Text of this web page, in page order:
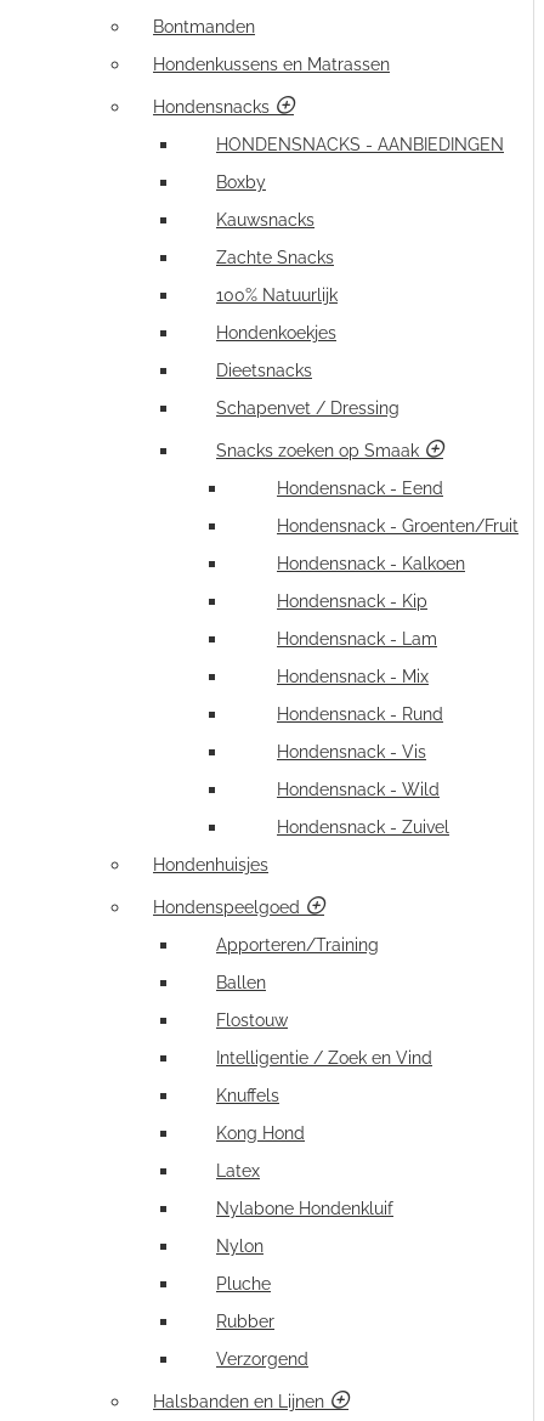
Bontmanden
Hondenkussens en Matrassen
Hondensnacks
HONDENSNACKS - AANBIEDINGEN
Boxby
Kauwsnacks
Zachte Snacks
100% Natuurlijk
Hondenkoekjes
Dieetsnacks
Schapenvet / Dressing
Snacks zoeken op Smaak
Hondensnack - Eend
Hondensnack - Groenten/Fruit
Hondensnack - Kalkoen
Hondensnack - Kip
Hondensnack - Lam
Hondensnack - Mix
Hondensnack - Rund
Hondensnack - Vis
Hondensnack - Wild
Hondensnack - Zuivel
Hondenhuisjes
Hondenspeelgoed
Apporteren/Training
Ballen
Flostouw
Intelligentie / Zoek en Vind
Knuffels
Kong Hond
Latex
Nylabone Hondenkluif
Nylon
Pluche
Rubber
Verzorgend
Halsbanden en Lijnen